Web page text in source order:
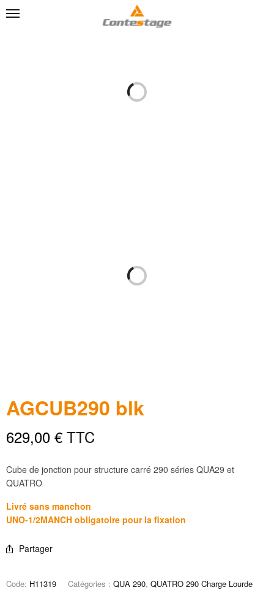
AGCUB290 blk
629,00 € TTC
Cube de jonction pour structure carré 290 séries QUA29 et
QUATRO
Livré sans manchon
UNO-1/2MANCH obligatoire pour la fixation
Partager
Code: H11319 Catégories : QUA 290, QUATRO 290 Charge Lourde